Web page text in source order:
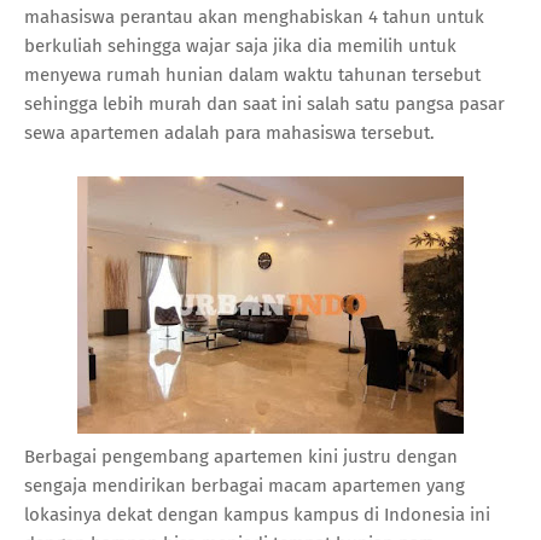
mahasiswa perantau akan menghabiskan 4 tahun untuk
berkuliah sehingga wajar saja jika dia memilih untuk
menyewa rumah hunian dalam waktu tahunan tersebut
sehingga lebih murah dan saat ini salah satu pangsa pasar
sewa apartemen adalah para mahasiswa tersebut.
Berbagai pengembang apartemen kini justru dengan
sengaja mendirikan berbagai macam apartemen yang
lokasinya dekat dengan kampus kampus di Indonesia ini